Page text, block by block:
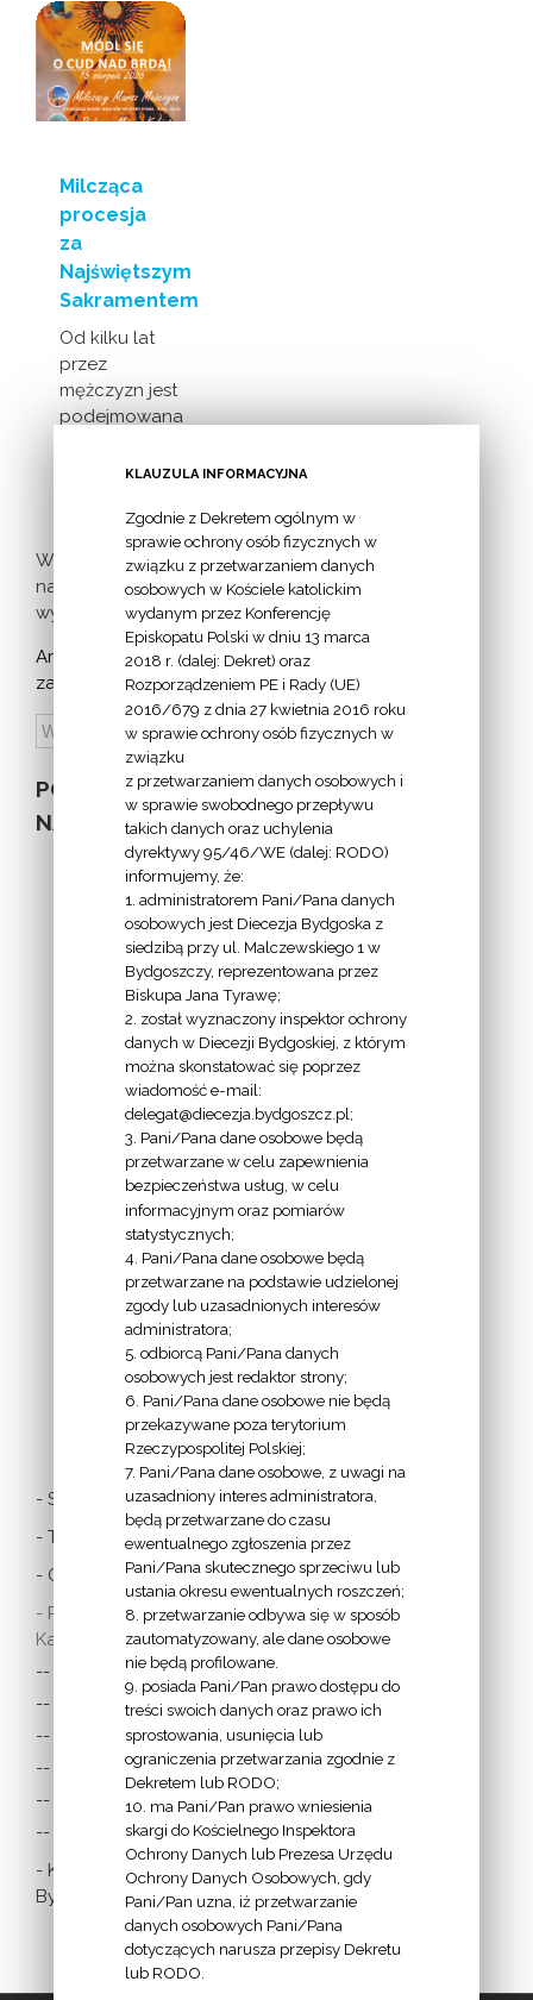
Milcząca
procesja
za
Najświętszym
Sakramentem
Od kilku lat
przez
mężczyzn jest
podejmowana
milczącej [...]
Więcej
nadchodzących
wydarzeń >
Archiwum
zapowiedzi:
POZOSTAŁE
NA STRONIE
INFORMACJE
Z
EKAI.PL:
INFORMACJE
EPISKOPATU
POLSKI:
LINKI
- Stolica Apostolska
- Twitter Papieża
- Czytania z dnia
- Polska Misja
Katolicka:
-- w Austrii
-- w Anglii i Walii
-- w Irlandii
-- we Francji
-- w Niemczech
-- w Szkocji
- Katolicka
Bydgoszcz
KLAUZULA INFORMACYJNA
Zgodnie z Dekretem ogólnym w
sprawie ochrony osób fizycznych w
związku z przetwarzaniem danych
osobowych w Kościele katolickim
wydanym przez Konferencję
Episkopatu Polski w dniu 13 marca
2018 r. (dalej: Dekret) oraz
Rozporządzeniem PE i Rady (UE)
2016/679 z dnia 27 kwietnia 2016 roku
w sprawie ochrony osób fizycznych w
związku
z przetwarzaniem danych osobowych i
w sprawie swobodnego przepływu
takich danych oraz uchylenia
dyrektywy 95/46/WE (dalej: RODO)
informujemy, że:
1. administratorem Pani/Pana danych
osobowych jest Diecezja Bydgoska z
siedzibą przy ul. Malczewskiego 1 w
Bydgoszczy, reprezentowana przez
Biskupa Jana Tyrawę;
2. został wyznaczony inspektor ochrony
danych w Diecezji Bydgoskiej, z którym
można skonstatować się poprzez
wiadomość e-mail:
delegat@diecezja.bydgoszcz.pl;
3. Pani/Pana dane osobowe będą
przetwarzane w celu zapewnienia
bezpieczeństwa usług, w celu
informacyjnym oraz pomiarów
statystycznych;
4. Pani/Pana dane osobowe będą
przetwarzane na podstawie udzielonej
zgody lub uzasadnionych interesów
administratora;
5. odbiorcą Pani/Pana danych
osobowych jest redaktor strony;
6. Pani/Pana dane osobowe nie będą
przekazywane poza terytorium
Rzeczypospolitej Polskiej;
7. Pani/Pana dane osobowe, z uwagi na
uzasadniony interes administratora,
będą przetwarzane do czasu
ewentualnego zgłoszenia przez
Pani/Pana skutecznego sprzeciwu lub
ustania okresu ewentualnych roszczeń;
8. przetwarzanie odbywa się w sposób
zautomatyzowany, ale dane osobowe
nie będą profilowane.
9. posiada Pani/Pan prawo dostępu do
treści swoich danych oraz prawo ich
sprostowania, usunięcia lub
ograniczenia przetwarzania zgodnie z
Dekretem lub RODO;
10. ma Pani/Pan prawo wniesienia
skargi do Kościelnego Inspektora
Ochrony Danych lub Prezesa Urzędu
Ochrony Danych Osobowych, gdy
Pani/Pan uzna, iż przetwarzanie
danych osobowych Pani/Pana
dotyczących narusza przepisy Dekretu
lub RODO.